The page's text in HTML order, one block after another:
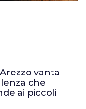
vanta
che
ai piccoli